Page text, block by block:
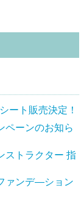
ート販売決定！
ペーンのお知ら
ストラクター 指
ァンデ―ション